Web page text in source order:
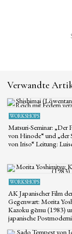
Verwandte
WORKSHOPS
Matsuri-Seminar: „Der
von Hinode“ und „der
von Iriso“ Leitung:
WORKSHOPS
AK Japanischer Film
Gegenwart: Morita
Kazoku gēmu (1983)
japanische